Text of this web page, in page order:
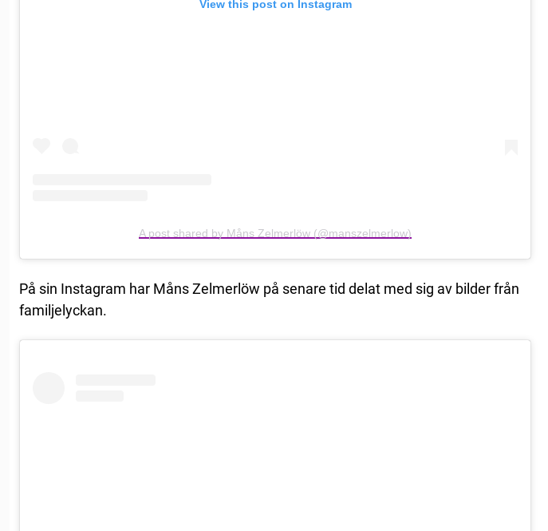
View this post on Instagram
A post shared by Måns Zelmerlöw (@manszelmerlow)
På sin Instagram har Måns Zelmerlöw på senare tid delat med sig av bilder från
familjelyckan.